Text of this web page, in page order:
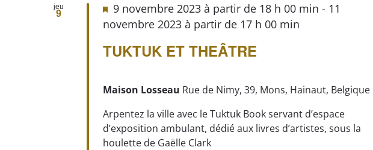
jeu
9
TUKTUK ET THEÂTRE
9 novembre 2023 à partir de 18 h 00 min - 11
novembre 2023 à partir de 17 h 00 min
Maison Losseau Rue de Nimy, 39, Mons, Hainaut, Belgique
Arpentez la ville avec le Tuktuk Book servant d’espace
d’exposition ambulant, dédié aux livres d’artistes, sous la
houlette de Gaëlle Clark